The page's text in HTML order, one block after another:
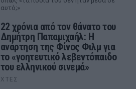
αυτό;»
22 χρόνια από τον θάνατο του
Δημήτρη Παπαμιχαήλ: Η
ανάρτηση της Φίνος Φιλμ για
το «γοητευτικό λεβεντόπαιδο
του ελληνικού σινεμά»
ΧΤΕΣ